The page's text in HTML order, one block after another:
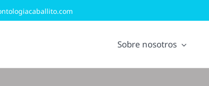
Sobre nosotros